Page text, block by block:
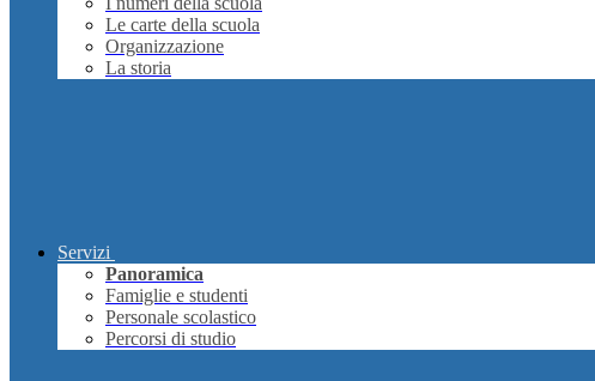
Le carte della scuola
Organizzazione
La storia
Servizi
Panoramica
Famiglie e studenti
Personale scolastico
Percorsi di studio